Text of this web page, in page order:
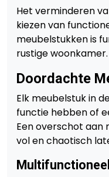
Het verminderen
kiezen van
meubelstukken is
rustige woonkamer.
Doordachte
Elk meubelstuk in
functie hebben of
Een overschot aan
vol en chaotisch